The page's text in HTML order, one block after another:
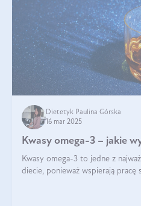
Dietetyk Paulina Górska
16 mar 2025
Kwasy omega-3 – jakie
Kwasy omega-3 to jedne z
diecie, ponieważ wspierają pracę